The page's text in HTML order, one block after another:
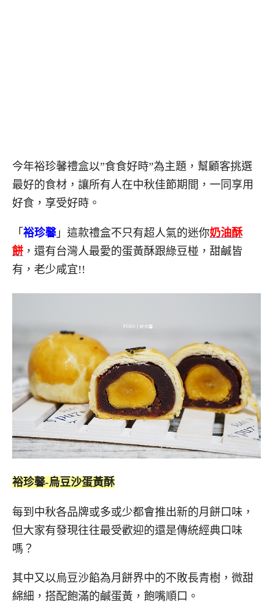
今年裕珍馨禮盒以”食食好時”為主題，幫顧客挑選
最好的食材，讓所有人在中秋佳節期間，一同享用
好食，享受好時。
「 裕珍馨」這款禮盒不只有超人氣的迷你奶油酥
餅 ，還有台灣人最愛的蛋黃酥跟綠豆椪，甜鹹皆
有，老少咸宜!!
裕珍馨-烏豆沙蛋黃酥
每到中秋各品牌或多或少都會推出新的月餅口味，
但大家有發現往往最受歡迎的還是傳統經典口味
嗎？
其中又以烏豆沙餡為月餅界中的不敗長青樹，微甜
綿細，搭配飽滿的鹹蛋黃，飽嘴順口。